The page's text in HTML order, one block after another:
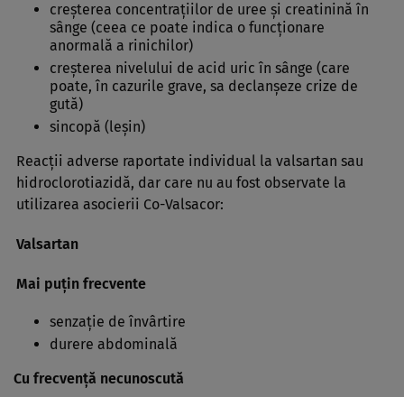
creşterea concentraţiilor de uree şi creatinină în
sânge (ceea ce poate indica o funcţionare
anormală a rinichilor)
creşterea nivelului de acid uric în sânge (care
poate, în cazurile grave, sa declanşeze crize de
gută)
sincopă (leşin)
Reacţii adverse raportate individual la valsartan sau
hidroclorotiazidă, dar care nu au fost observate la
utilizarea asocierii Co-Valsacor:
Valsartan
Mai puţin frecvente
senzaţie de învârtire
durere abdominală
Cu frecvenţă necunoscută